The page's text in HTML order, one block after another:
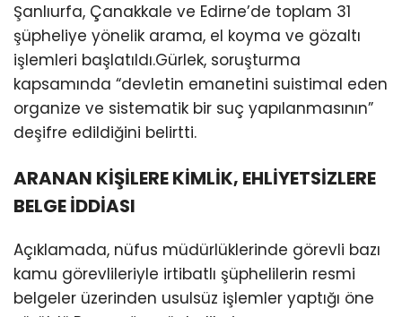
Şanlıurfa, Çanakkale ve Edirne’de toplam 31
şüpheliye yönelik arama, el koyma ve gözaltı
işlemleri başlatıldı.Gürlek, soruşturma
kapsamında “devletin emanetini suistimal eden
organize ve sistematik bir suç yapılanmasının”
deşifre edildiğini belirtti.
ARANAN KİŞİLERE KİMLİK, EHLİYETSİZLERE
BELGE İDDİASI
Açıklamada, nüfus müdürlüklerinde görevli bazı
kamu görevlileriyle irtibatlı şüphelilerin resmi
belgeler üzerinden usulsüz işlemler yaptığı öne